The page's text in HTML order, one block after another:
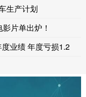
生产计划
片单出炉！
业绩 年度亏损1.2